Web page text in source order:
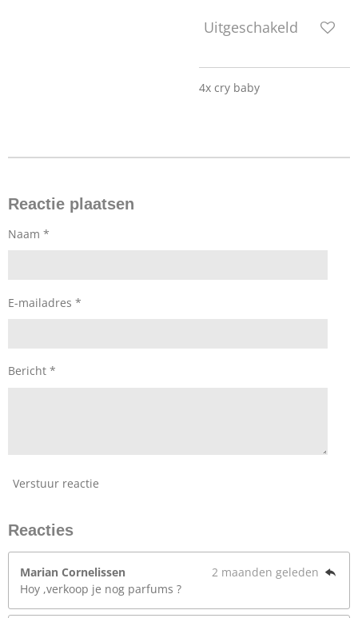
Uitgeschakeld
4x cry baby
Reactie plaatsen
Naam *
E-mailadres *
Bericht *
Verstuur reactie
Reacties
Marian Cornelissen
2 maanden geleden
Hoy ,verkoop je nog parfums ?